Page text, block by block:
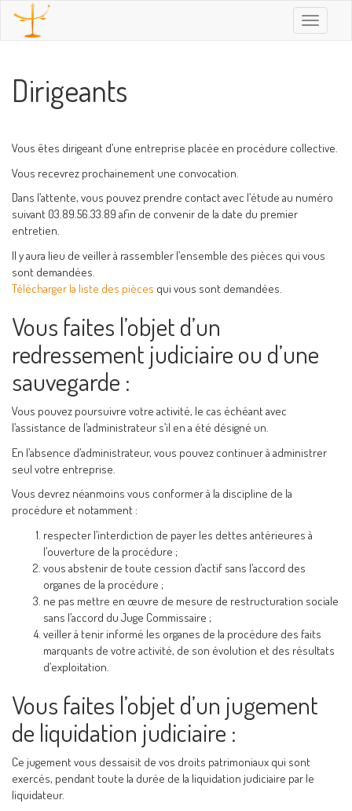
Toggle
Dirigeants
Vous êtes dirigeant d’une entreprise placée en procédure collective.
Vous recevrez prochainement une convocation.
Dans l’attente, vous pouvez prendre contact avec l’étude au numéro
suivant 03.89.56.33.89 afin de convenir de la date du premier
entretien.
Il y aura lieu de veiller à rassembler l’ensemble des pièces qui vous
sont demandées.
Télécharger la liste des pièces qui vous sont demandées.
Vous faites l’objet d’un
redressement judiciaire ou d’une
sauvegarde :
Vous pouvez poursuivre votre activité, le cas échéant avec
l’assistance de l’administrateur s’il en a été désigné un.
En l’absence d’administrateur, vous pouvez continuer à administrer
seul votre entreprise.
Vous devrez néanmoins vous conformer à la discipline de la
procédure et notamment :
respecter l’interdiction de payer les dettes antérieures à
l’ouverture de la procédure ;
vous abstenir de toute cession d’actif sans l’accord des
organes de la procédure ;
ne pas mettre en œuvre de mesure de restructuration sociale
sans l’accord du Juge Commissaire ;
veiller à tenir informé les organes de la procédure des faits
marquants de votre activité, de son évolution et des résultats
d’exploitation.
Vous faites l’objet d’un jugement
de liquidation judiciaire :
Ce jugement vous dessaisit de vos droits patrimoniaux qui sont
exercés, pendant toute la durée de la liquidation judiciaire par le
liquidateur.